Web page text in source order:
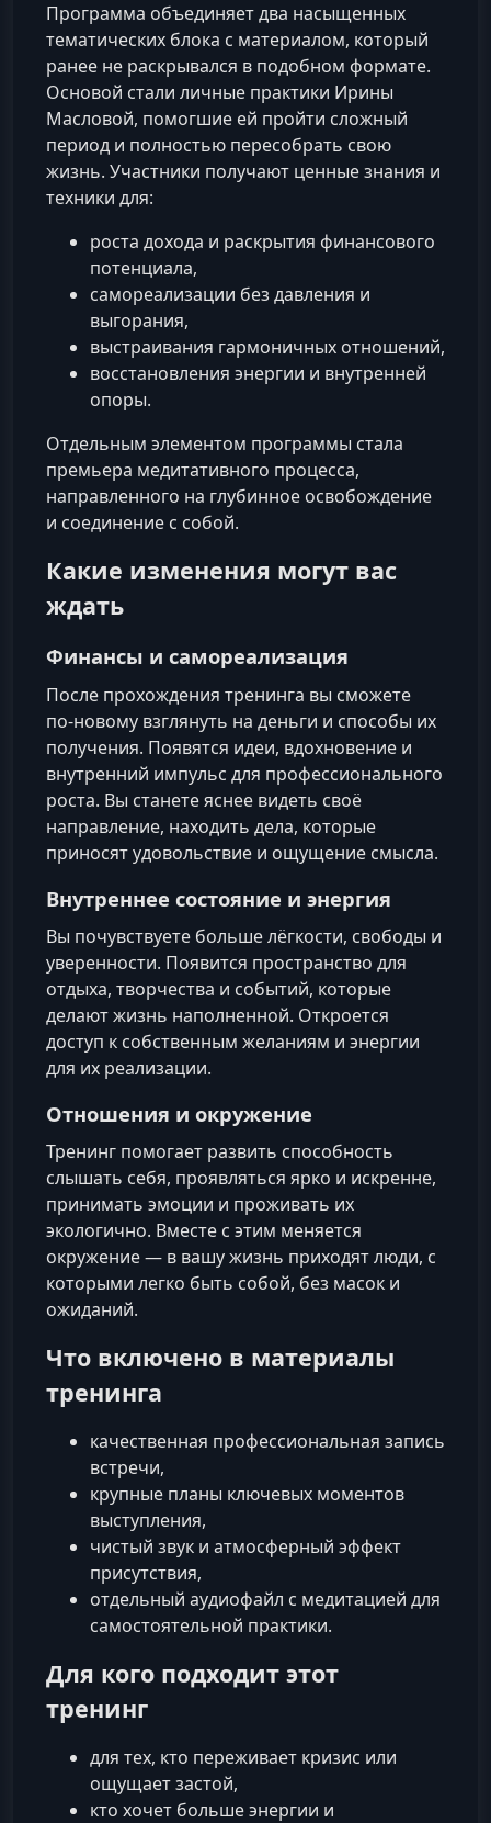
Программа объединяет два насыщенных
тематических блока с материалом, который
ранее не раскрывался в подобном формате.
Основой стали личные практики Ирины
Масловой, помогшие ей пройти сложный
период и полностью пересобрать свою
жизнь. Участники получают ценные знания и
техники для:
роста дохода и раскрытия финансового
потенциала,
самореализации без давления и
выгорания,
выстраивания гармоничных отношений,
восстановления энергии и внутренней
опоры.
Отдельным элементом программы стала
премьера медитативного процесса,
направленного на глубинное освобождение
и соединение с собой.
Какие изменения могут вас
ждать
Финансы и самореализация
После прохождения тренинга вы сможете
по‑новому взглянуть на деньги и способы их
получения. Появятся идеи, вдохновение и
внутренний импульс для профессионального
роста. Вы станете яснее видеть своё
направление, находить дела, которые
приносят удовольствие и ощущение смысла.
Внутреннее состояние и энергия
Вы почувствуете больше лёгкости, свободы и
уверенности. Появится пространство для
отдыха, творчества и событий, которые
делают жизнь наполненной. Откроется
доступ к собственным желаниям и энергии
для их реализации.
Отношения и окружение
Тренинг помогает развить способность
слышать себя, проявляться ярко и искренне,
принимать эмоции и проживать их
экологично. Вместе с этим меняется
окружение — в вашу жизнь приходят люди, с
которыми легко быть собой, без масок и
ожиданий.
Что включено в материалы
тренинга
качественная профессиональная запись
встречи,
крупные планы ключевых моментов
выступления,
чистый звук и атмосферный эффект
присутствия,
отдельный аудиофайл с медитацией для
самостоятельной практики.
Для кого подходит этот
тренинг
для тех, кто переживает кризис или
ощущает застой,
кто хочет больше энергии и